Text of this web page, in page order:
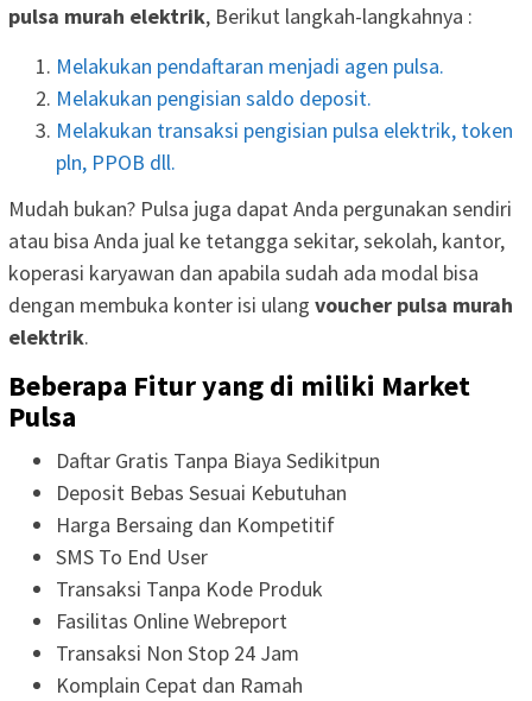
pulsa murah elektrik, Berikut langkah-langkahnya :
Melakukan pendaftaran menjadi agen pulsa.
Melakukan pengisian saldo deposit.
Melakukan transaksi pengisian pulsa elektrik, token
pln, PPOB dll.
Mudah bukan? Pulsa juga dapat Anda pergunakan sendiri
atau bisa Anda jual ke tetangga sekitar, sekolah, kantor,
koperasi karyawan dan apabila sudah ada modal bisa
dengan membuka konter isi ulang voucher pulsa murah
elektrik.
Beberapa Fitur yang di miliki Market
Pulsa
Daftar Gratis Tanpa Biaya Sedikitpun
Deposit Bebas Sesuai Kebutuhan
Harga Bersaing dan Kompetitif
SMS To End User
Transaksi Tanpa Kode Produk
Fasilitas Online Webreport
Transaksi Non Stop 24 Jam
Komplain Cepat dan Ramah